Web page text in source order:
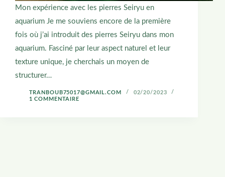
Mon expérience avec les pierres Seiryu en
aquarium Je me souviens encore de la première
fois où j’ai introduit des pierres Seiryu dans mon
aquarium. Fasciné par leur aspect naturel et leur
texture unique, je cherchais un moyen de
structurer…
TRANBOUB75017@GMAIL.COM
02/20/2023
1 COMMENTAIRE